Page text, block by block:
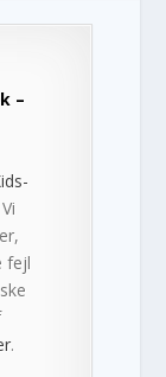
–
fejl
.